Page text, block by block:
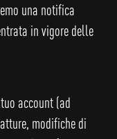
una notifica
in vigore delle
account (ad
modifiche di